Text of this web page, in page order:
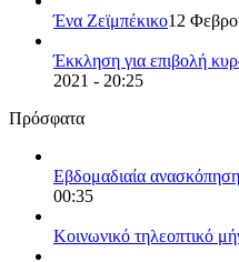
Ένα Ζεϊμπέκικο12
Έκκληση για επιβολή
2021 - 20:25
Πρόσφατα
Εβδομαδιαία
00:35
Κοινωνικό τηλεοπτικό